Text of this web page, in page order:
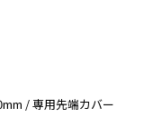
/ 専用先端カバー